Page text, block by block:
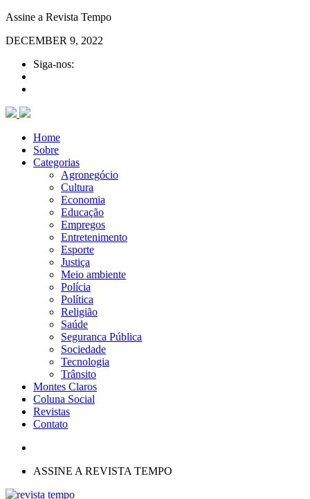
Assine a Revista Tempo
DECEMBER 9, 2022
Siga-nos:
Home
Sobre
Categorias
Agronegócio
Cultura
Economia
Educação
Empregos
Entretenimento
Esporte
Justiça
Meio ambiente
Polícia
Política
Religião
Saúde
Seguranca Pública
Sociedade
Tecnologia
Trânsito
Montes Claros
Coluna Social
Revistas
Contato
ASSINE A REVISTA TEMPO